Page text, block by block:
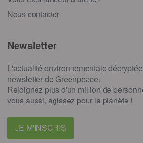
Nous contacter
Newsletter
L'actualité environnementale
newsletter de Greenpeace.
Rejoignez plus d'un million de
vous aussi, agissez pour la planète !
JE M'INSCRIS